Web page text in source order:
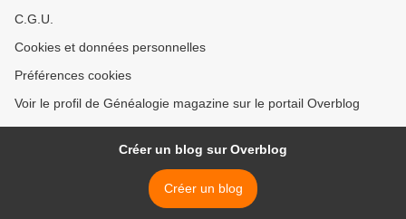
C.G.U.
Cookies et données personnelles
Préférences cookies
Voir le profil de Généalogie magazine sur le portail Overblog
Créer un blog sur Overblog
Créer un blog